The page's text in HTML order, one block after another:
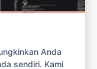
Anda
sendiri. Kami